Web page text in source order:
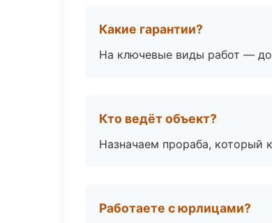
Какие гарантии?
На ключевые виды работ — до
Кто ведёт объект?
Назначаем прораба, который
Работаете с юрлицами?